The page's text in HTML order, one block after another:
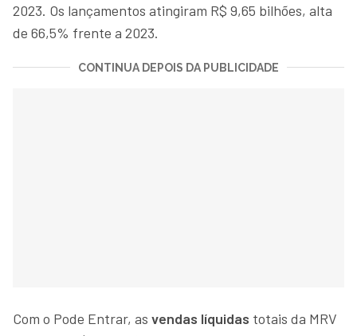
2023. Os lançamentos atingiram R$ 9,65 bilhões, alta
de 66,5% frente a 2023.
CONTINUA DEPOIS DA PUBLICIDADE
Com o Pode Entrar, as vendas líquidas totais da MRV